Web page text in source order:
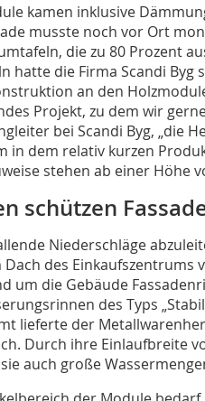
kamen inklusive
musste noch vor Ort
die zu 80 Prozent
hatte die Firma Scandi Byg
an den
Projekt, zu dem wir
bei Scandi Byg, „die
in dem relativ kurzen
stehen ab einer Höhe
schützen
Niederschläge
Dach des Einkaufszentrums
um die Gebäude
des Typs
lieferte der
Durch ihre Einlaufbreite
auch große